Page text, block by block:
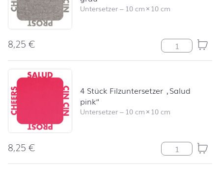
Untersetzer– 10 cm× 10 cm
8,25€ 4 Stück
4 Stück Filzuntersetzer „Salud
pink“
Untersetzer– 10 cm× 10 cm
8,25€ 4 Stück